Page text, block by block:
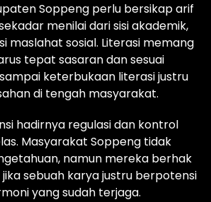
Soppeng perlu bersikap arif
menilai dari sisi akademik,
maslahat sosial. Literasi memang
tepat sasaran dan sesuai
keterbukaan literasi justru
di tengah masyarakat.
hadirnya regulasi dan kontrol
Masyarakat Soppeng tidak
namun mereka berhak
sebuah karya justru berpotensi
yang sudah terjaga.